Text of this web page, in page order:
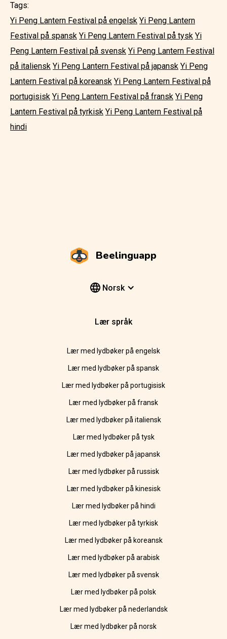
Tags:
Yi Peng Lantern Festival på engelsk Yi Peng Lantern
Festival på spansk Yi Peng Lantern Festival på tysk Yi
Peng Lantern Festival på svensk Yi Peng Lantern Festival
på italiensk Yi Peng Lantern Festival på japansk Yi Peng
Lantern Festival på koreansk Yi Peng Lantern Festival på
portugisisk Yi Peng Lantern Festival på fransk Yi Peng
Lantern Festival på tyrkisk Yi Peng Lantern Festival på
hindi
Beelinguapp
Norsk
Lær språk
Lær med lydbøker på engelsk
Lær med lydbøker på spansk
Lær med lydbøker på portugisisk
Lær med lydbøker på fransk
Lær med lydbøker på italiensk
Lær med lydbøker på tysk
Lær med lydbøker på japansk
Lær med lydbøker på russisk
Lær med lydbøker på kinesisk
Lær med lydbøker på hindi
Lær med lydbøker på tyrkisk
Lær med lydbøker på koreansk
Lær med lydbøker på arabisk
Lær med lydbøker på svensk
Lær med lydbøker på polsk
Lær med lydbøker på nederlandsk
Lær med lydbøker på norsk